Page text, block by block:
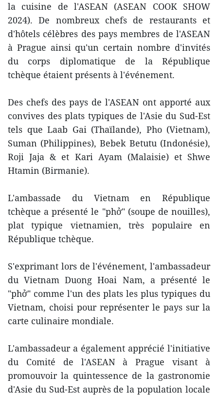
la cuisine de l'ASEAN (ASEAN COOK SHOW
2024). De nombreux chefs de restaurants et
d'hôtels célèbres des pays membres de l'ASEAN
à Prague ainsi qu'un certain nombre d'invités
du corps diplomatique de la République
tchèque étaient présents à l'événement.
Des chefs des pays de l'ASEAN ont apporté aux
convives des plats typiques de l'Asie du Sud-Est
tels que Laab Gai (Thaïlande), Pho (Vietnam),
Suman (Philippines), Bebek Betutu (Indonésie),
Roji Jaja & et Kari Ayam (Malaisie) et Shwe
Htamin (Birmanie).
L'ambassade du Vietnam en République
tchèque a présenté le "phở" (soupe de nouilles),
plat typique vietnamien, très populaire en
République tchèque.
S'exprimant lors de l'événement, l'ambassadeur
du Vietnam Duong Hoai Nam, a présenté le
"phở" comme l'un des plats les plus typiques du
Vietnam, choisi pour représenter le pays sur la
carte culinaire mondiale.
L'ambassadeur a également apprécié l'initiative
du Comité de l'ASEAN à Prague visant à
promouvoir la quintessence de la gastronomie
d'Asie du Sud-Est auprès de la population locale